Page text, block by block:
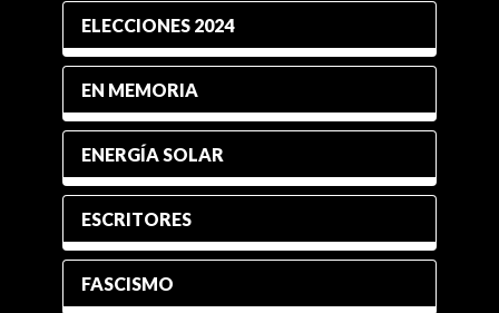
ELECCIONES 2024
EN MEMORIA
ENERGÍA SOLAR
ESCRITORES
FASCISMO